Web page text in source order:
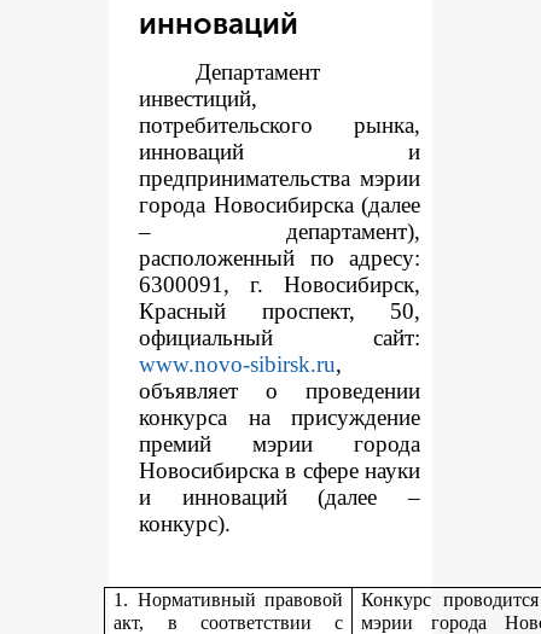
инноваций
Департамент
инвестиций,
потребительского рынка,
инноваций и
предпринимательства мэрии
города Новосибирска (далее
– департамент),
расположенный по адресу:
6300091, г. Новосибирск,
Красный проспект, 50,
официальный сайт:
www.novo-sibirsk.ru,
объявляет о проведении
конкурса на присуждение
премий мэрии города
Новосибирска в сфере науки
и инноваций (далее –
конкурс).
1. Нормативный правовой
акт, в соответствии с
Конкурс
мэрии города